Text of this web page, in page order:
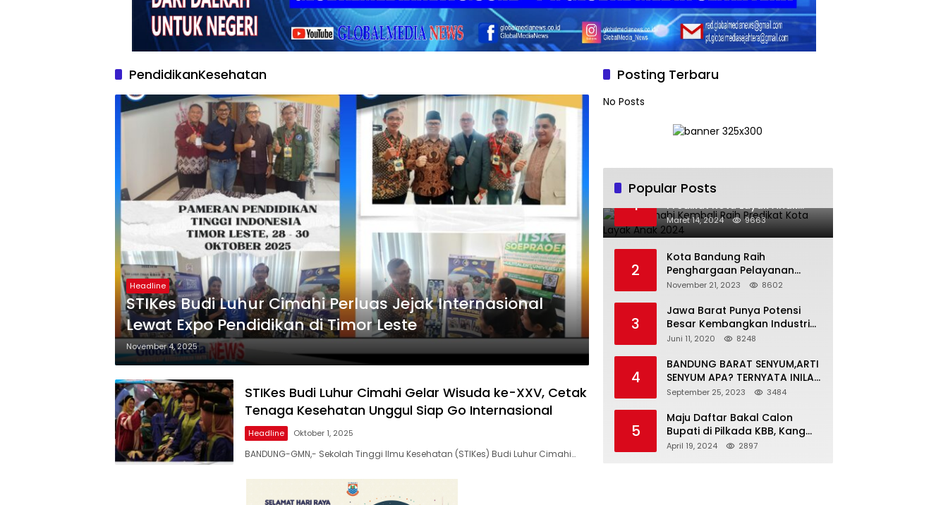
PendidikanKesehatan
Headline
STIKes Budi Luhur Cimahi Perluas Jejak Internasional
Lewat Expo Pendidikan di Timor Leste
November 4, 2025
STIKes Budi Luhur Cimahi Gelar Wisuda ke-XXV, Cetak
Tenaga Kesehatan Unggul Siap Go Internasional
Headline Oktober 1, 2025
BANDUNG-GMN,- Sekolah Tinggi Ilmu Kesehatan (STIKes) Budi Luhur Cimahi…
Posting Terbaru
No Posts
Popular Posts
1
Kota Cimahi Kembali Raih
Predikat Kota Layak Anak
2024
Maret 14, 2024 9663
2
Kota Bandung Raih
Penghargaan Pelayanan
Publik Terbaik Tahun 2023
November 21, 2023 8602
3
Jawa Barat Punya Potensi
Besar Kembangkan Industri
Kreatif di Era Normal Baru
Juni 11, 2020 8248
4
BANDUNG BARAT SENYUM,ARTI
SENYUM APA? TERNYATA INILAH
SINGKATAN DAN MAKNANYA
September 25, 2023 3484
5
Maju Daftar Bakal Calon
Bupati di Pilkada KBB, Kang
ABR Terdepan Siap Bersaing
April 19, 2024 2897